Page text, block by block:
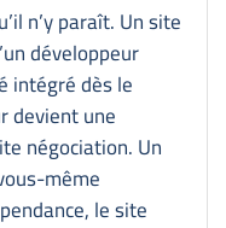
n’y paraît. Un site
développeur
intégré dès le
devient une
négociation. Un
même
le site